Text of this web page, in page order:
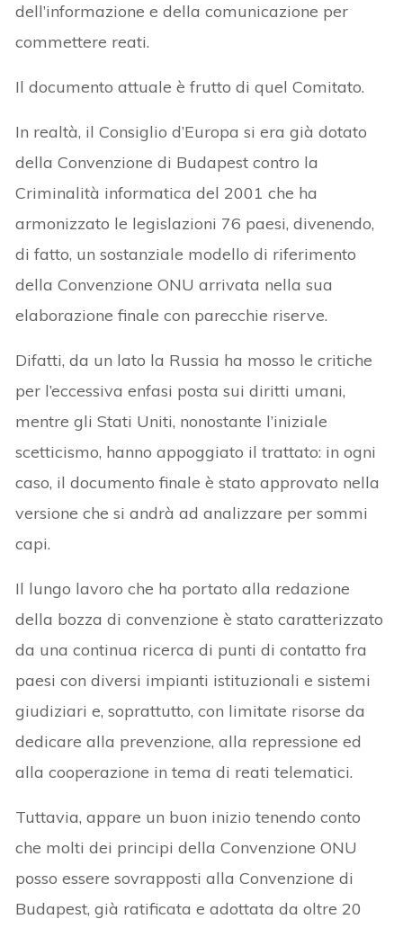
dell’informazione e della comunicazione per
commettere reati.
Il documento attuale è frutto di quel Comitato.
In realtà, il Consiglio d’Europa si era già dotato
della Convenzione di Budapest contro la
Criminalità informatica del 2001 che ha
armonizzato le legislazioni 76 paesi, divenendo,
di fatto, un sostanziale modello di riferimento
della Convenzione ONU arrivata nella sua
elaborazione finale con parecchie riserve.
Difatti, da un lato la Russia ha mosso le critiche
per l’eccessiva enfasi posta sui diritti umani,
mentre gli Stati Uniti, nonostante l’iniziale
scetticismo, hanno appoggiato il trattato: in ogni
caso, il documento finale è stato approvato nella
versione che si andrà ad analizzare per sommi
capi.
Il lungo lavoro che ha portato alla redazione
della bozza di convenzione è stato caratterizzato
da una continua ricerca di punti di contatto fra
paesi con diversi impianti istituzionali e sistemi
giudiziari e, soprattutto, con limitate risorse da
dedicare alla prevenzione, alla repressione ed
alla cooperazione in tema di reati telematici.
Tuttavia, appare un buon inizio tenendo conto
che molti dei principi della Convenzione ONU
posso essere sovrapposti alla Convenzione di
Budapest, già ratificata e adottata da oltre 20